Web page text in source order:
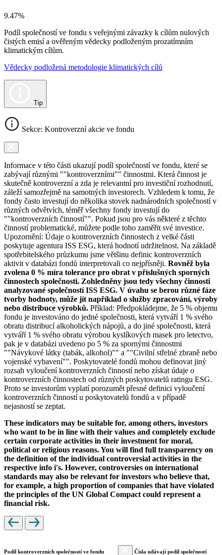
9.47%
Podíl společností ve fondu s veřejnými závazky k cílům nulových
čistých emisí a ověřeným vědecky podloženým prozatímním
klimatickým cílům.
Vědecky podložená metodologie klimatických cílů
Tip
Sekce: Kontroverzní akcie ve fondu
Informace v této části ukazují podíl společností ve fondu, které se
zabývají různými ""kontroverzními"" činnostmi. Která činnost je
skutečně kontroverzní a zda je relevantní pro investiční rozhodnutí,
záleží samozřejmě na samotných investorech. Vzhledem k tomu, že
fondy často investují do několika stovek nadnárodních společností v
různých odvětvích, téměř všechny fondy investují do
""kontroverzních činností"". Pokud jsou pro vás některé z těchto
činností problematické, můžete podle toho zaměřit své investice.
Upozornění: Údaje o kontroverzních činnostech z velké části
poskytuje agentura ISS ESG, která hodnotí udržitelnost. Na základě
spotřebitelského průzkumu jsme většinu definic kontroverzních
aktivit v databázi fondů interpretovali co nejpřísněji. Rovněž byla
zvolena 0 % míra tolerance pro obrat v příslušných sporných
činnostech společnosti. Zohledněny jsou tedy všechny činnosti
analyzované společností ISS ESG. V úvahu se berou různé fáze
tvorby hodnoty, může jít například o služby zpracování, výroby
nebo distribuce výrobků. Příklad: Předpokládejme, že 5 % objemu
fondu je investováno do jedné společnosti, která vytváří 1 % svého
obratu distribucí alkoholických nápojů, a do jiné společnosti, která
vytváří 1 % svého obratu výrobou kyslíkových masek pro letectvo,
pak je v databázi uvedeno po 5 % za spornými činnostmi
""Návykové látky (tabák, alkohol)"" a ""Civilní střelné zbraně nebo
vojenské vybavení"". Poskytovatelé fondů mohou definovat jiný
rozsah vyloučení kontroverzních činností nebo získat údaje o
kontroverzních činnostech od různých poskytovatelů ratingu ESG.
Proto se investorům vyplatí porozumět přesné definici vyloučení
kontroverzních činností u poskytovatelů fondů a v případě
nejasností se zeptat.
These indicators may be suitable for, among others, investors
who want to be in line with their values and completely exclude
certain corporate activities in their investment for moral,
political or religious reasons. You will find full transparency on
the definition of the individual controversial activities in the
respective info i's. However, controversies on international
standards may also be relevant for investors who believe that,
for example, a high proportion of companies that have violated
the principles of the UN Global Compact could represent a
financial risk.
Podíl kontroverzních společností ve fondu
Čísla udávají podíl společností